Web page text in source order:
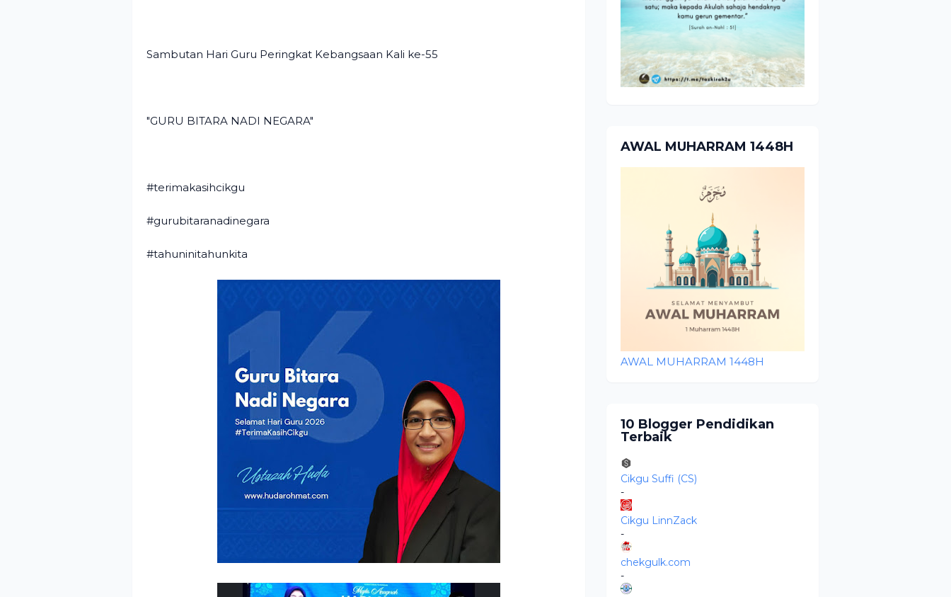
Sambutan Hari Guru Peringkat Kebangsaan Kali ke-55
"GURU BITARA NADI NEGARA"
#terimakasihcikgu
#gurubitaranadinegara
#tahuninitahunkita
AWAL MUHARRAM 1448H
AWAL MUHARRAM 1448H
10 Blogger Pendidikan
Terbaik
Cikgu Suffi (CS)
-
Cikgu LinnZack
-
chekgulk.com
-